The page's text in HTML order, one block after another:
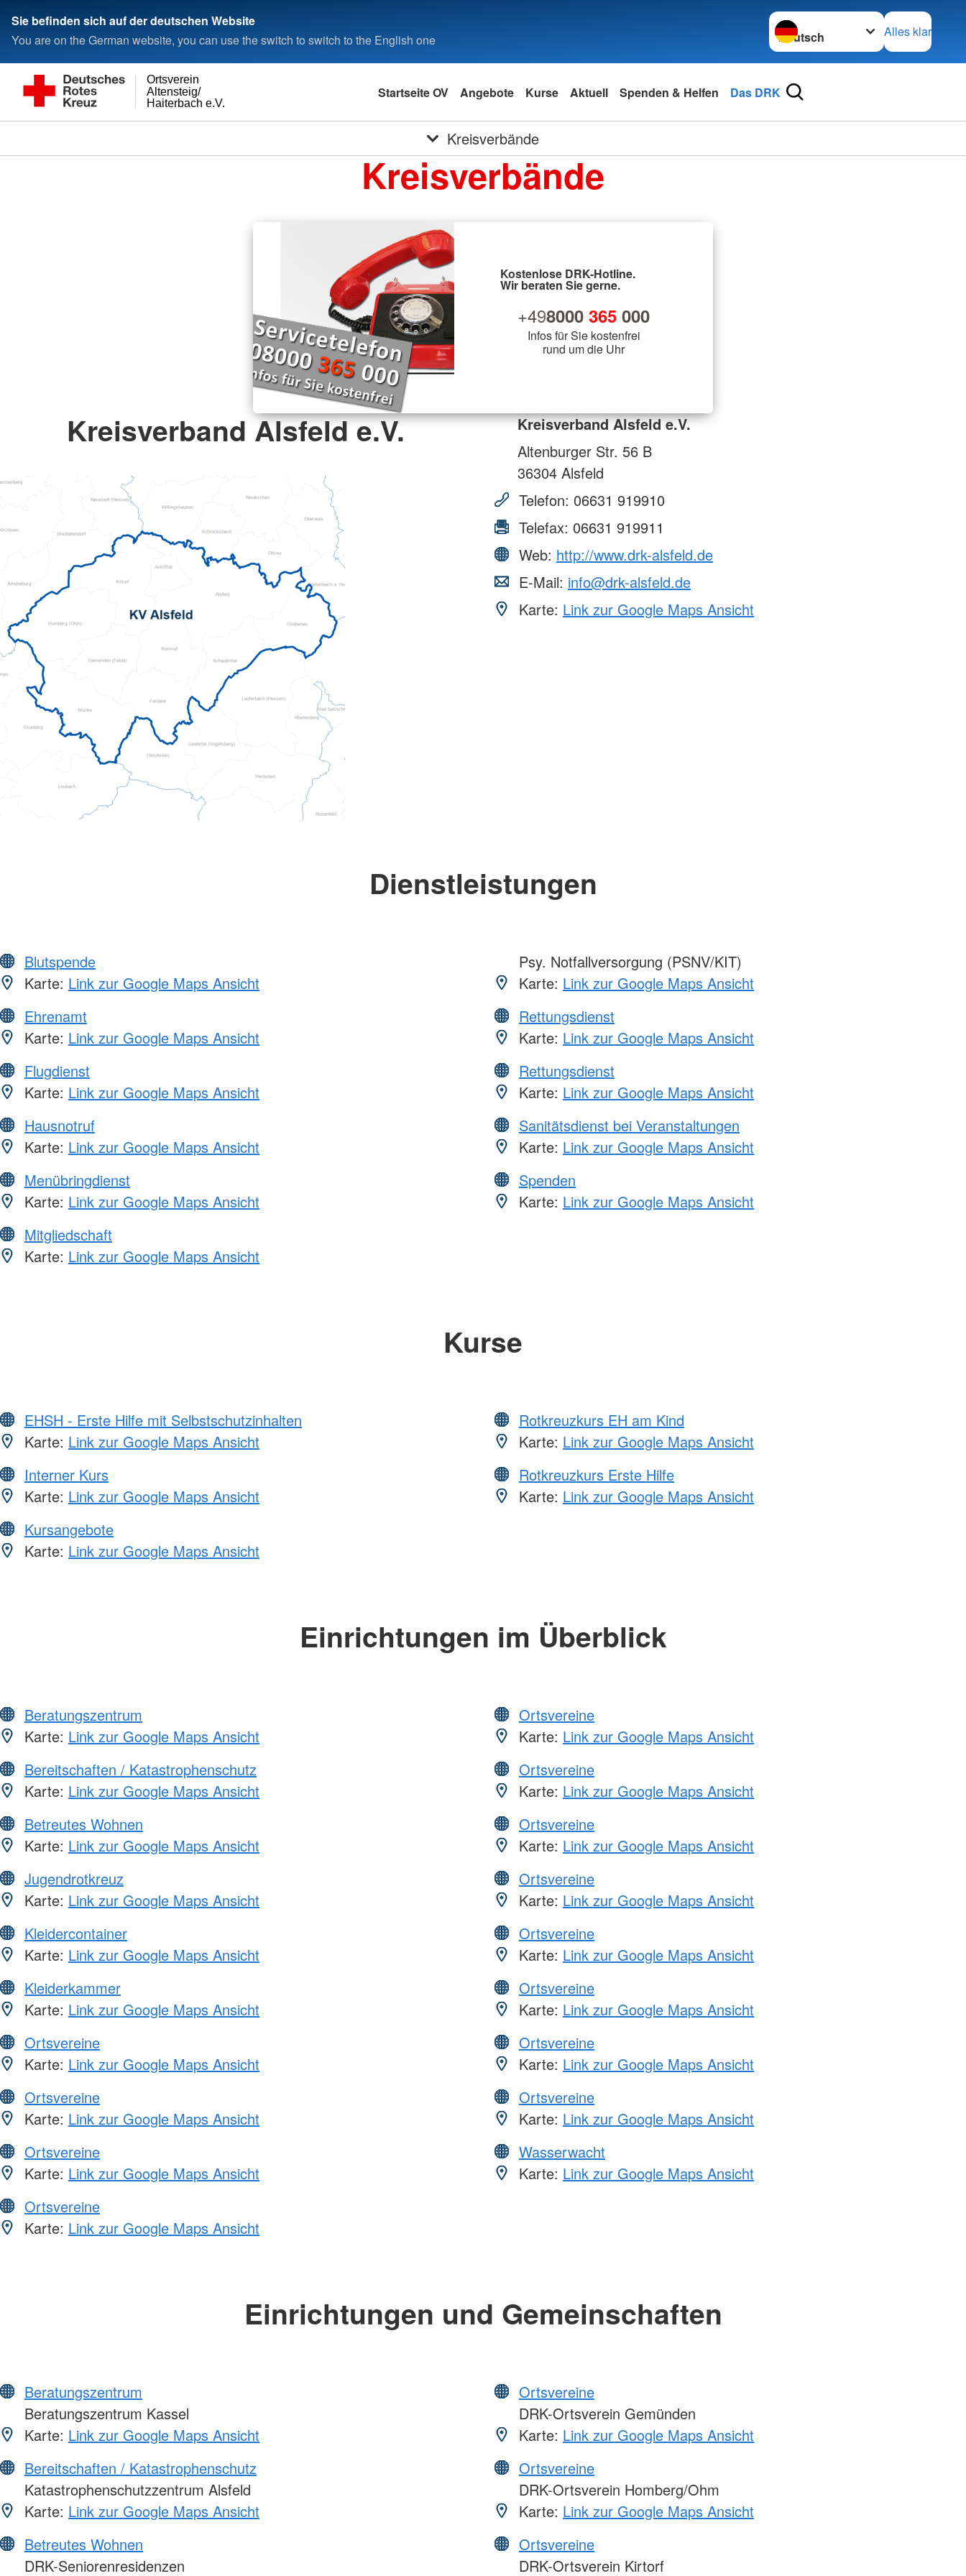
Sie befinden sich auf der deutschen Website
You are on the German website, you can use the switch to switch to the English one
Sprache wechseln zu
Alles klar
Haiterbach e.V.
Altensteig/
Ortsverein
Startseite OV Angebote Kurse Aktuell Spenden & Helfen Das DRK
Kreisverbände
Kreisverbände
Kostenlose DRK-Hotline.
Wir beraten Sie gerne.
+498000 365 000
Infos für Sie kostenfrei
rund um die Uhr
Kreisverband Alsfeld e.V.
Kreisverband Alsfeld e.V.
Altenburger Str. 56 B
36304 Alsfeld
Telefon: 06631 919910
Telefax: 06631 919911
Web: http://www.drk-alsfeld.de
E-Mail: info@drk-alsfeld.de
Karte: Link zur Google Maps Ansicht
Dienstleistungen
Blutspende
Karte: Link zur Google Maps Ansicht
Ehrenamt
Karte: Link zur Google Maps Ansicht
Flugdienst
Karte: Link zur Google Maps Ansicht
Hausnotruf
Karte: Link zur Google Maps Ansicht
Menübringdienst
Karte: Link zur Google Maps Ansicht
Mitgliedschaft
Karte: Link zur Google Maps Ansicht
Psy. Notfallversorgung (PSNV/KIT)
Karte: Link zur Google Maps Ansicht
Rettungsdienst
Karte: Link zur Google Maps Ansicht
Rettungsdienst
Karte: Link zur Google Maps Ansicht
Sanitätsdienst bei Veranstaltungen
Karte: Link zur Google Maps Ansicht
Spenden
Karte: Link zur Google Maps Ansicht
Kurse
EHSH - Erste Hilfe mit Selbstschutzinhalten
Karte: Link zur Google Maps Ansicht
Interner Kurs
Karte: Link zur Google Maps Ansicht
Kursangebote
Karte: Link zur Google Maps Ansicht
Rotkreuzkurs EH am Kind
Karte: Link zur Google Maps Ansicht
Rotkreuzkurs Erste Hilfe
Karte: Link zur Google Maps Ansicht
Einrichtungen im Überblick
Beratungszentrum
Karte: Link zur Google Maps Ansicht
Bereitschaften / Katastrophenschutz
Karte: Link zur Google Maps Ansicht
Betreutes Wohnen
Karte: Link zur Google Maps Ansicht
Jugendrotkreuz
Karte: Link zur Google Maps Ansicht
Kleidercontainer
Karte: Link zur Google Maps Ansicht
Kleiderkammer
Karte: Link zur Google Maps Ansicht
Ortsvereine
Karte: Link zur Google Maps Ansicht
Ortsvereine
Karte: Link zur Google Maps Ansicht
Ortsvereine
Karte: Link zur Google Maps Ansicht
Ortsvereine
Karte: Link zur Google Maps Ansicht
Ortsvereine
Karte: Link zur Google Maps Ansicht
Ortsvereine
Karte: Link zur Google Maps Ansicht
Ortsvereine
Karte: Link zur Google Maps Ansicht
Ortsvereine
Karte: Link zur Google Maps Ansicht
Ortsvereine
Karte: Link zur Google Maps Ansicht
Ortsvereine
Karte: Link zur Google Maps Ansicht
Ortsvereine
Karte: Link zur Google Maps Ansicht
Ortsvereine
Karte: Link zur Google Maps Ansicht
Wasserwacht
Karte: Link zur Google Maps Ansicht
Einrichtungen und Gemeinschaften
Beratungszentrum
Beratungszentrum Kassel
Karte: Link zur Google Maps Ansicht
Bereitschaften / Katastrophenschutz
Katastrophenschutzzentrum Alsfeld
Karte: Link zur Google Maps Ansicht
Betreutes Wohnen
DRK-Seniorenresidenzen
Ortsvereine
DRK-Ortsverein Gemünden
Karte: Link zur Google Maps Ansicht
Ortsvereine
DRK-Ortsverein Homberg/Ohm
Karte: Link zur Google Maps Ansicht
Ortsvereine
DRK-Ortsverein Kirtorf